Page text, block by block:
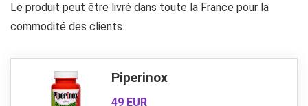
Le produit peut être livré dans toute la France pour la
commodité des clients.
Piperinox
49 EUR